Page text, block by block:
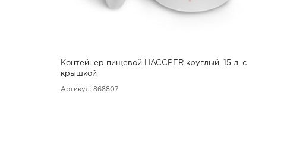
Контейнер пищевой HACCPER круглый, 15 л, с
крышкой
Артикул: 868807